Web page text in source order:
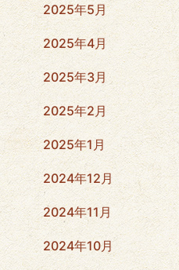
2025年5月
2025年4月
2025年3月
2025年2月
2025年1月
2024年12月
2024年11月
2024年10月